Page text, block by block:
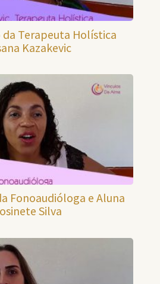
Terapeuta Holística
Kazakevic
Fonoaudióloga e Aluna
Silva